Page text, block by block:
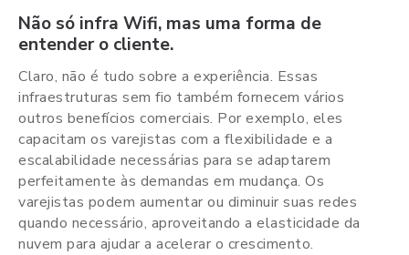
Não só infra Wifi, mas uma forma de
entender o cliente.
Claro, não é tudo sobre a experiência. Essas
infraestruturas sem fio também fornecem vários
outros benefícios comerciais. Por exemplo, eles
capacitam os varejistas com a flexibilidade e a
escalabilidade necessárias para se adaptarem
perfeitamente às demandas em mudança. Os
varejistas podem aumentar ou diminuir suas redes
quando necessário, aproveitando a elasticidade da
nuvem para ajudar a acelerar o crescimento.